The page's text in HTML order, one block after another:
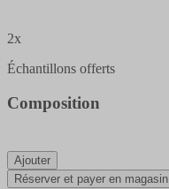
2x
Échantillons offerts
Composition
Ajouter
Réserver et payer en magasin